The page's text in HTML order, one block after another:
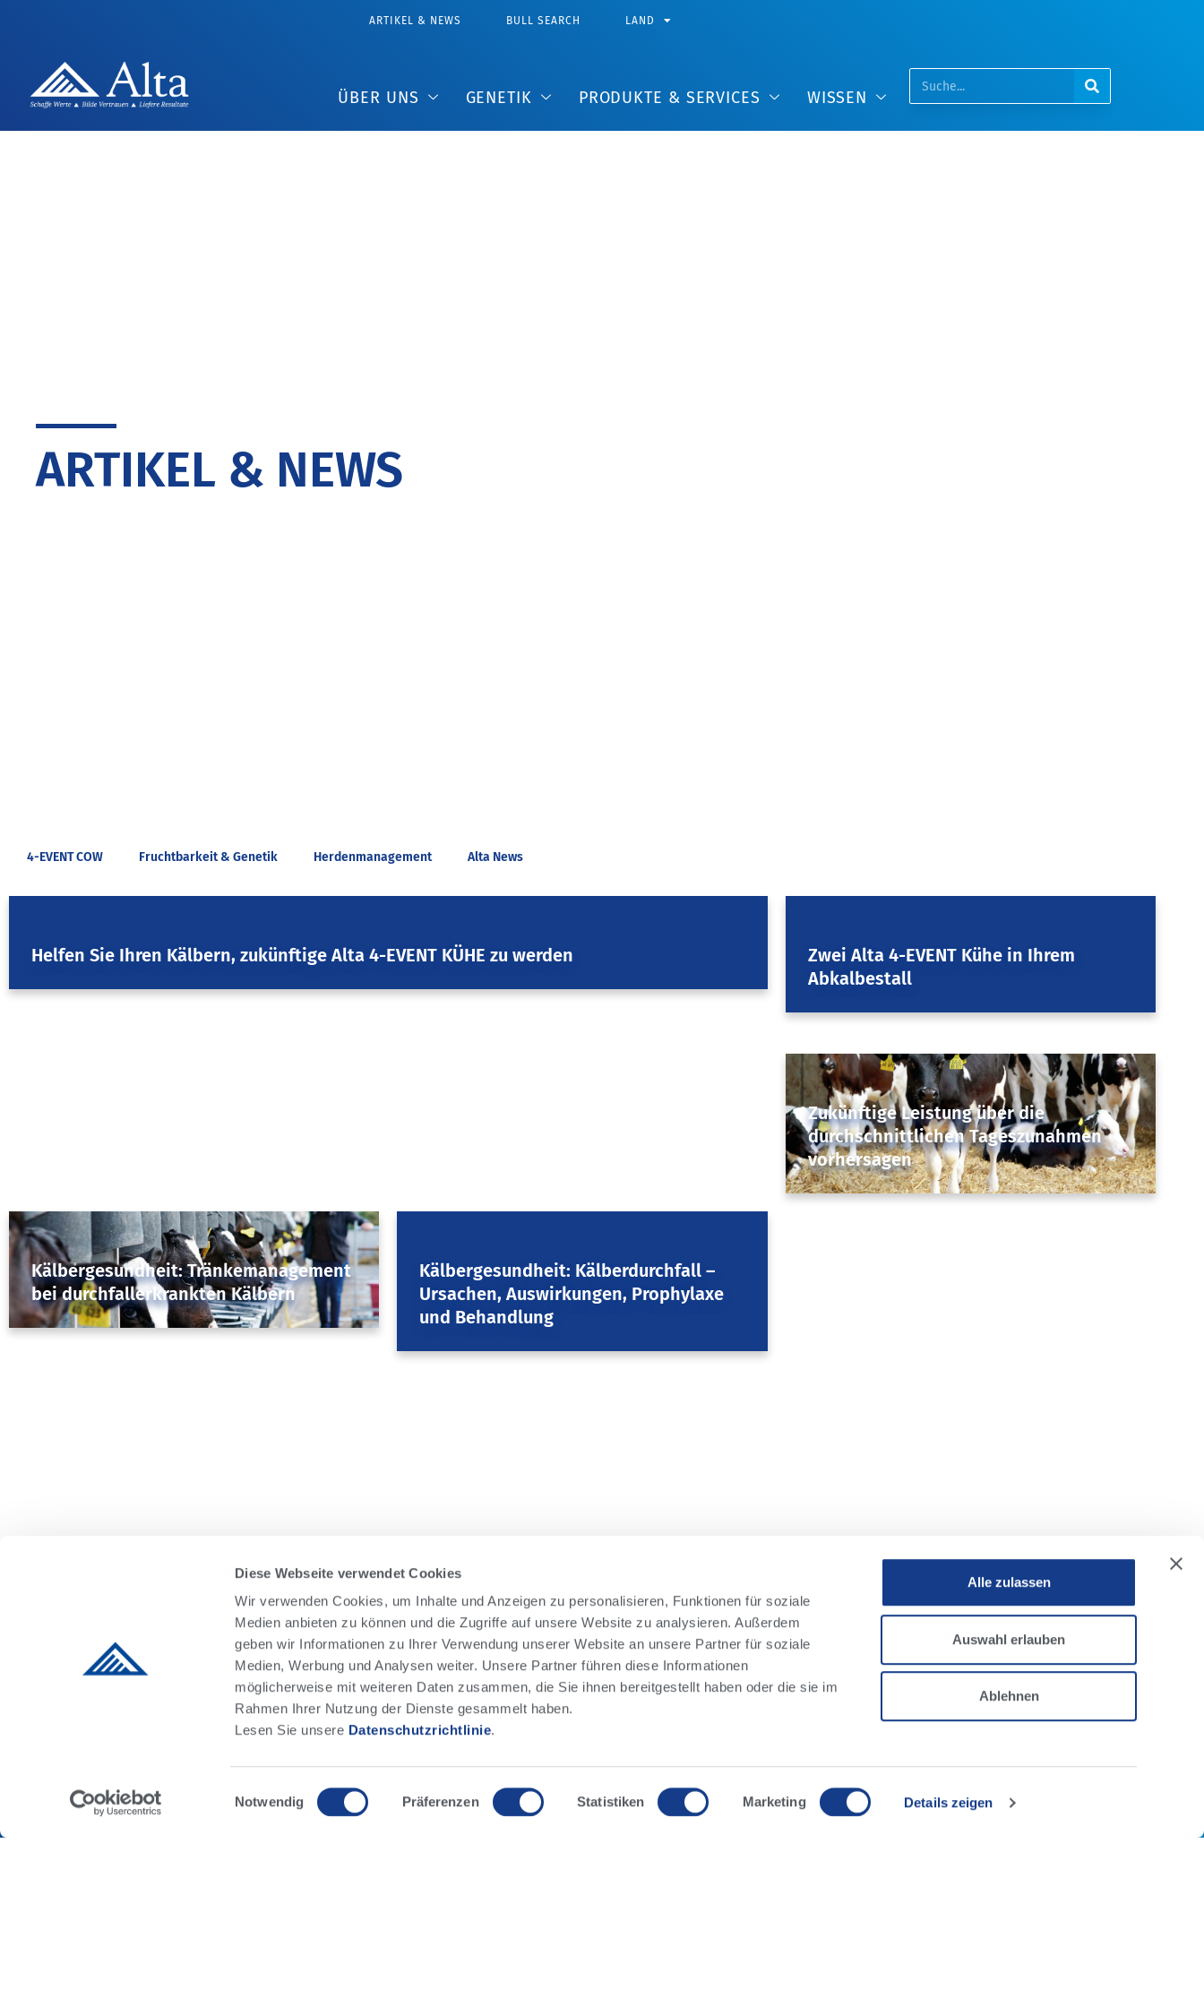
Diese Webseite verwendet Cookies
Wir verwenden Cookies, um Inhalte und Anzeigen zu personalisieren, Funktionen für soziale
Medien anbieten zu können und die Zugriffe auf unsere Website zu analysieren. Außerdem
geben wir Informationen zu Ihrer Verwendung unserer Website an unsere Partner für soziale
Medien, Werbung und Analysen weiter. Unsere Partner führen diese Informationen
möglicherweise mit weiteren Daten zusammen, die Sie ihnen bereitgestellt haben oder die sie im
Rahmen Ihrer Nutzung der Dienste gesammelt haben.
Lesen Sie unsere Datenschutzrichtlinie.
Einwilligungsauswahl
Notwendig Präferenzen Statistiken Marketing Details zeigen
Alle zulassen
Auswahl erlauben
Ablehnen
ARTIKEL & NEWS BULL SEARCH LAND
ÜBER UNS GENETIK PRODUKTE & SERVICES WISSEN
ARTIKEL & NEWS
4-EVENT COW Fruchtbarkeit & Genetik Herdenmanagement Alta News
Helfen Sie Ihren Kälbern, zukünftige Alta 4-EVENT KÜHE zu werden
Zwei Alta 4-EVENT Kühe in Ihrem
Abkalbestall
Fruchtbarkeit & Genetik,Herdenmanagement
Zukünftige Leistung über die
durchschnittlichen Tageszunahmen
vorhersagen
January 19, 2018
Herdenmanagement
Kälbergesundheit: Tränkemanagement
bei durchfallerkrankten Kälbern
March 22, 2017
Kälbergesundheit: Kälberdurchfall –
Ursachen, Auswirkungen, Prophylaxe
und Behandlung